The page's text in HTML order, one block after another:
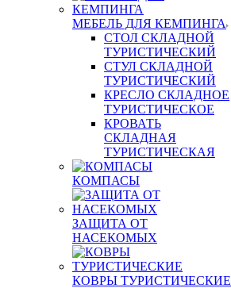
МЕБЕЛЬ ДЛЯ КЕМПИНГА
СТОЛ СКЛАДНОЙ
ТУРИСТИЧЕСКИЙ
СТУЛ СКЛАДНОЙ
ТУРИСТИЧЕСКИЙ
КРЕСЛО СКЛАДНОЕ
ТУРИСТИЧЕСКОЕ
КРОВАТЬ
СКЛАДНАЯ
ТУРИСТИЧЕСКАЯ
КОМПАСЫ
ЗАЩИТА ОТ
НАСЕКОМЫХ
КОВРЫ ТУРИСТИЧЕСКИЕ